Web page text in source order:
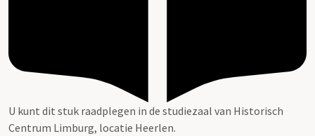
U kunt dit stuk raadplegen in de studiezaal van Historisch
Centrum Limburg, locatie Heerlen.